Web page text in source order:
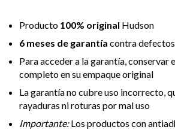
Producto 100% original Hudson
6 meses de garantía contra
Para acceder a la garantía, conservar
completo en su empaque original
La garantía no cubre uso incorrecto,
rayaduras ni roturas por mal uso
Importante:Los productos con